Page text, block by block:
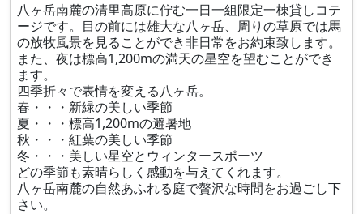
八ヶ岳南麓の清里高原に佇む一日一組限定一棟貸しコテ
ージです。目の前には雄大な八ヶ岳、周りの草原では馬
の放牧風景を見ることができ非日常をお約束致します。
また、夜は標高1,200mの満天の星空を望むことができ
ます。
四季折々で表情を変える八ヶ岳。
春・・・新緑の美しい季節
夏・・・標高1,200mの避暑地
秋・・・紅葉の美しい季節
冬・・・美しい星空とウィンタースポーツ
どの季節も素晴らしく感動を与えてくれます。
八ヶ岳南麓の自然あふれる庭で贅沢な時間をお過ごし下
さい。